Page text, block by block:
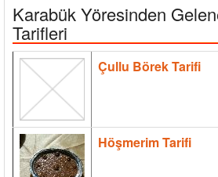
Karabük Yöresinden
Tarifleri
Çullu Börek Tarifi
Höşmerim Tarifi